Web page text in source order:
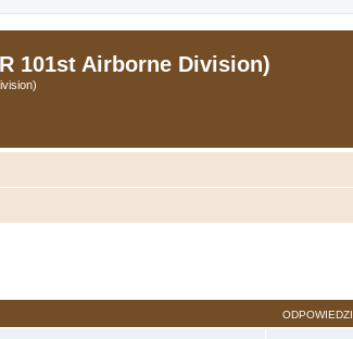
101st Airborne Division)
ODPOWIEDZI